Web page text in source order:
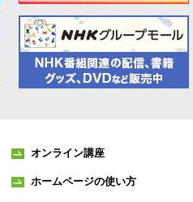
オンライン講座
ホームページの使い方